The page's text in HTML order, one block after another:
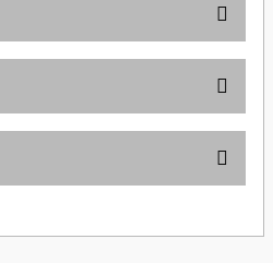
formunu kullanarak tarafımıza